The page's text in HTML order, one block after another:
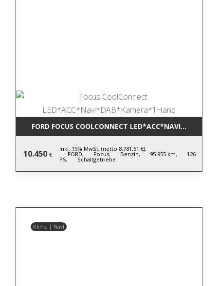
FORD FOCUS COOLCONNECT
10.450 €
inkl. 19% MwSt. (netto 8.781,51 €),
FORD, Focus, Benzin, 95.955 km, 126
PS, Schaltgetriebe
Klima | Navi